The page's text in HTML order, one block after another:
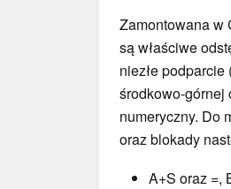
Zamontowana w
są właściwe
niezłe
środkowo-górnej
numeryczny. Do
oraz blokady
A+S oraz =,